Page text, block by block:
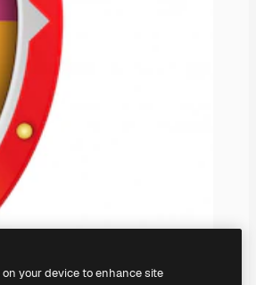
your device to enhance site